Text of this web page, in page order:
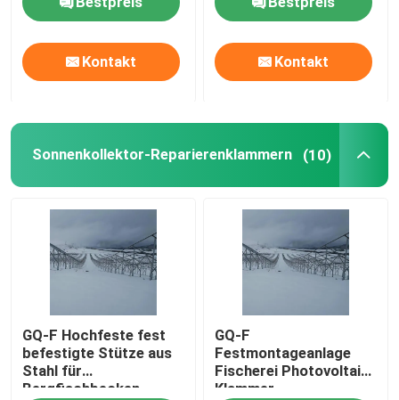
PV-Klammer,
Systemlebenszeit:
Jahre >25
Kontakt
PV-Klammer,
Systemlebenszeit:
Jahre >25
Kontakt
Sonnenkollektor-Reparierenklammern (10)
GQ-F Hochfeste fest
befestigte Stütze aus
Stahl für
Bergfischbecken
GQ-F
Festmontageanlage
Fischerei Photovoltaik-
Klammer